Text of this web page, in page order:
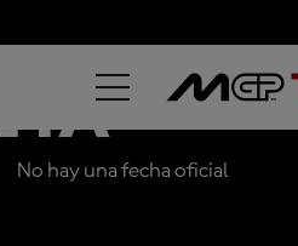
No hay una fecha oficial